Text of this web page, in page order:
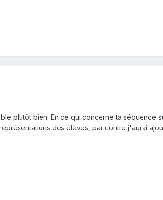
plutôt bien. En ce qui concerne ta
des élèves, par contre j'aurai